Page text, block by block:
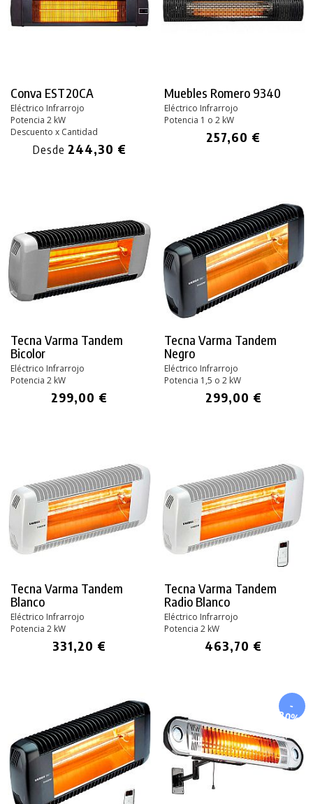
Conva EST20CA
Eléctrico Infrarrojo
Potencia 2 kW
Descuento x Cantidad
Desde 244,30 €
Muebles Romero 9340
Eléctrico Infrarrojo
Potencia 1 o 2 kW
257,60 €
Tecna Varma Tandem
Bicolor
Eléctrico Infrarrojo
Potencia 2 kW
299,00 €
Tecna Varma Tandem
Negro
Eléctrico Infrarrojo
Potencia 1,5 o 2 kW
299,00 €
Tecna Varma Tandem
Blanco
Eléctrico Infrarrojo
Potencia 2 kW
331,20 €
Tecna Varma Tandem
Radio Blanco
Eléctrico Infrarrojo
Potencia 2 kW
463,70 €
-
20%